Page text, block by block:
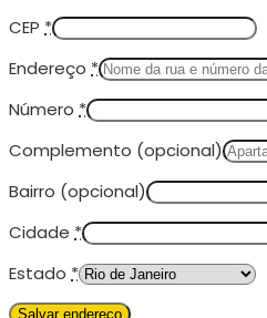
CEP *
Endereço *
Número *
Complemento (opcional)
Bairro (opcional)
Cidade *
Estado *